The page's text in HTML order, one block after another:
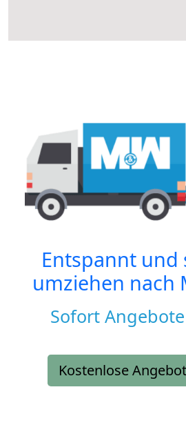
Entspannt und
umziehen nach
Sofort
Kostenlose